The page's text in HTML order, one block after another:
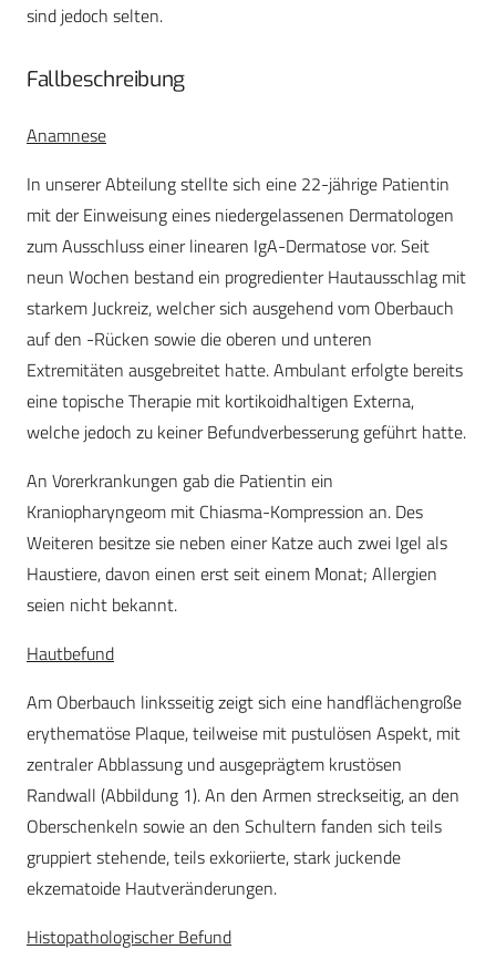
sind jedoch selten.
Fallbeschreibung
Anamnese
In unserer Abteilung stellte sich eine 22-jährige Patientin
mit der Einweisung eines niedergelassenen Dermatologen
zum Ausschluss einer linearen IgA-Dermatose vor. Seit
neun Wochen bestand ein progredienter Hautausschlag mit
starkem Juckreiz, welcher sich ausgehend vom Oberbauch
auf den -Rücken sowie die oberen und unteren
Extremitäten ausgebreitet hatte. Ambulant erfolgte bereits
eine topische Therapie mit kortikoidhaltigen Externa,
welche jedoch zu keiner Befundverbesserung geführt hatte.
An Vorerkrankungen gab die Patientin ein
Kraniopharyngeom mit Chiasma-Kompression an. Des
Weiteren besitze sie neben einer Katze auch zwei Igel als
Haustiere, davon einen erst seit einem Monat; Allergien
seien nicht bekannt.
Hautbefund
Am Oberbauch linksseitig zeigt sich eine handflächengroße
erythematöse Plaque, teilweise mit pustulösen Aspekt, mit
zentraler Abblassung und ausgeprägtem krustösen
Randwall (Abbildung 1). An den Armen streckseitig, an den
Oberschenkeln sowie an den Schultern fanden sich teils
gruppiert stehende, teils exkoriierte, stark juckende
ekzematoide Hautveränderungen.
Histopathologischer Befund